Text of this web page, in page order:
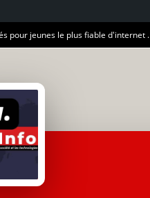
pour jeunes le plus fiable d'internet .